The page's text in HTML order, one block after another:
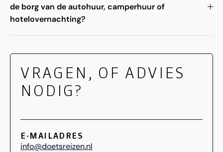
de borg van de autohuur, camperhuur of
hotelovernachting?
VRAGEN, OF ADVIES
NODIG?
E-MAILADRES
info@doetsreizen.nl